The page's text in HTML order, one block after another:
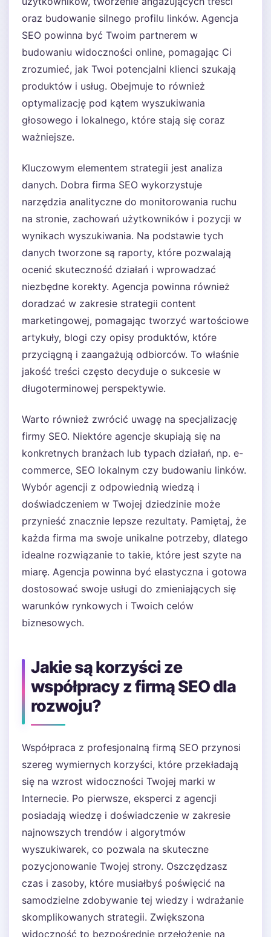
oraz budowanie silnego profilu linków. Agencja
SEO powinna być Twoim partnerem w
budowaniu widoczności online, pomagając Ci
zrozumieć, jak Twoi potencjalni klienci szukają
produktów i usług. Obejmuje to również
optymalizację pod kątem wyszukiwania
głosowego i lokalnego, które stają się coraz
ważniejsze.
Kluczowym elementem strategii jest analiza
danych. Dobra firma SEO wykorzystuje
narzędzia analityczne do monitorowania ruchu
na stronie, zachowań użytkowników i pozycji w
wynikach wyszukiwania. Na podstawie tych
danych tworzone są raporty, które pozwalają
ocenić skuteczność działań i wprowadzać
niezbędne korekty. Agencja powinna również
doradzać w zakresie strategii content
marketingowej, pomagając tworzyć wartościowe
artykuły, blogi czy opisy produktów, które
przyciągną i zaangażują odbiorców. To właśnie
jakość treści często decyduje o sukcesie w
długoterminowej perspektywie.
Warto również zwrócić uwagę na specjalizację
firmy SEO. Niektóre agencje skupiają się na
konkretnych branżach lub typach działań, np. e-
commerce, SEO lokalnym czy budowaniu linków.
Wybór agencji z odpowiednią wiedzą i
doświadczeniem w Twojej dziedzinie może
przynieść znacznie lepsze rezultaty. Pamiętaj, że
każda firma ma swoje unikalne potrzeby, dlatego
idealne rozwiązanie to takie, które jest szyte na
miarę. Agencja powinna być elastyczna i gotowa
dostosować swoje usługi do zmieniających się
warunków rynkowych i Twoich celów
biznesowych.
Jakie są korzyści ze
współpracy z firmą SEO dla
rozwoju?
Współpraca z profesjonalną firmą SEO przynosi
szereg wymiernych korzyści, które przekładają
się na wzrost widoczności Twojej marki w
Internecie. Po pierwsze, eksperci z agencji
posiadają wiedzę i doświadczenie w zakresie
najnowszych trendów i algorytmów
wyszukiwarek, co pozwala na skuteczne
pozycjonowanie Twojej strony. Oszczędzasz
czas i zasoby, które musiałbyś poświęcić na
samodzielne zdobywanie tej wiedzy i wdrażanie
skomplikowanych strategii. Zwiększona
widoczność to bezpośrednie przełożenie na